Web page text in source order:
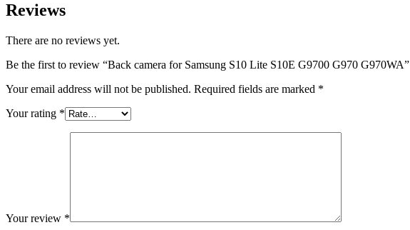
Reviews
There are no reviews yet.
Be the first to review “Back camera for Samsung S10 Lite S10E G9700 G970 G970WA”
Your email address will not be published. Required fields are marked *
Your rating *
Your review *